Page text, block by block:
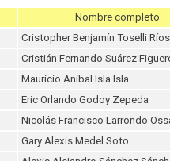
Nombre completo
Cristopher Benjamín Toselli Ríos
Cristián Fernando Suárez
Mauricio Aníbal Isla Isla
Eric Orlando Godoy Zepeda
Nicolás Francisco Larrondo
Gary Alexis Medel Soto